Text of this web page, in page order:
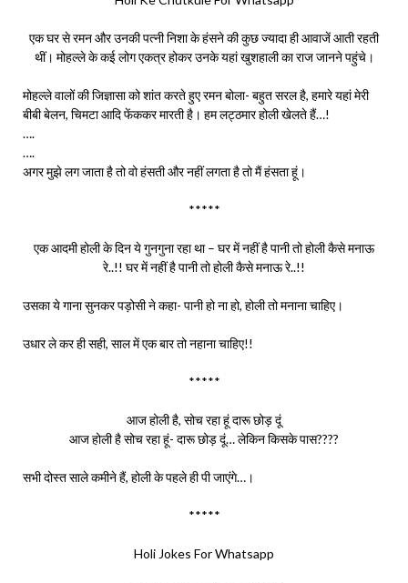
एक घर से रमन और उनकी पत्नी निशा के हंसने की कुछ ज्यादा ही आवाजें आती रहती
थीं। मोहल्ले के कई लोग एकत्र होकर उनके यहां खुशहाली का राज जानने पहुंचे।
मोहल्ले वालों की जिज्ञासा को शांत करते हुए रमन बोला- बहुत सरल है, हमारे यहां मेरी
बीबी बेलन, चिमटा आदि फेंककर मारती है। हम लट्ठमार होली खेलते हैं…!
….
….
अगर मुझे लग जाता है तो वो हंसती और नहीं लगता है तो मैं हंसता हूं।
*****
एक आदमी होली के दिन ये गुनगुना रहा था – घर में नहीं है पानी तो होली कैसे मनाऊ
रे..!! घर में नहीं है पानी तो होली कैसे मनाऊ रे..!!
उसका ये गाना सुनकर पड़ोसी ने कहा- पानी हो ना हो, होली तो मनाना चाहिए।
उधार ले कर ही सही, साल में एक बार तो नहाना चाहिए!!
*****
आज होली है, सोच रहा हूं दारू छोड़ दूं
आज होली है सोच रहा हूं- दारू छोड़ दूं… लेकिन किसके पास????
सभी दोस्त साले कमीने हैं, होली के पहले ही पी जाएंगे…।
*****
Holi Jokes For Whatsapp